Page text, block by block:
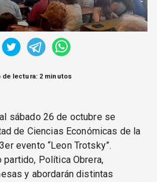
Obrera Revista
de lectura: 2 minutos
sábado 26 de octubre se
de Ciencias Económicas de la
evento “Leon Trotsky”.
partido, Política Obrera,
y abordarán distintas